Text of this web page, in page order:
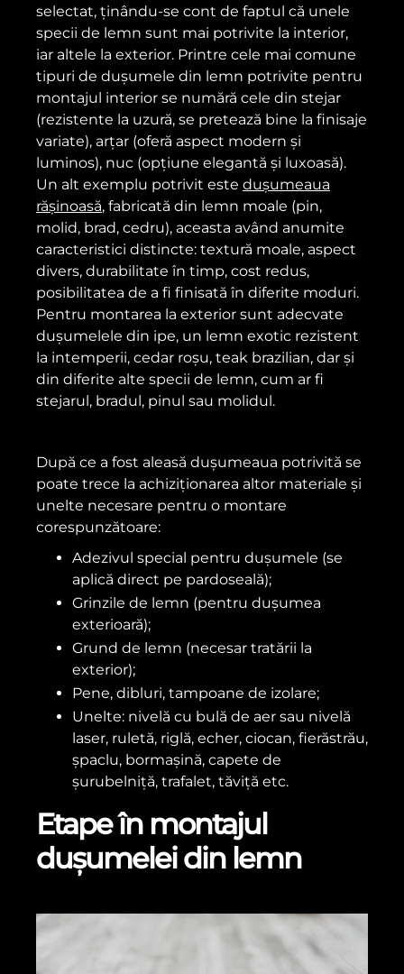
selectat, ținându-se cont de faptul că unele
specii de lemn sunt mai potrivite la interior,
iar altele la exterior. Printre cele mai comune
tipuri de dușumele din lemn potrivite pentru
montajul interior se numără cele din stejar
(rezistente la uzură, se pretează bine la finisaje
variate), arțar (oferă aspect modern și
luminos), nuc (opțiune elegantă și luxoasă).
Un alt exemplu potrivit este dușumeaua
rășinoasă, fabricată din lemn moale (pin,
molid, brad, cedru), aceasta având anumite
caracteristici distincte: textură moale, aspect
divers, durabilitate în timp, cost redus,
posibilitatea de a fi finisată în diferite moduri.
Pentru montarea la exterior sunt adecvate
dușumelele din ipe, un lemn exotic rezistent
la intemperii, cedar roșu, teak brazilian, dar și
din diferite alte specii de lemn, cum ar fi
stejarul, bradul, pinul sau molidul.
După ce a fost aleasă dușumeaua potrivită se
poate trece la achiziționarea altor materiale și
unelte necesare pentru o montare
corespunzătoare:
Adezivul special pentru dușumele (se
aplică direct pe pardoseală);
Grinzile de lemn (pentru dușumea
exterioară);
Grund de lemn (necesar tratării la
exterior);
Pene, dibluri, tampoane de izolare;
Unelte: nivelă cu bulă de aer sau nivelă
laser, ruletă, riglă, echer, ciocan, fierăstrău,
șpaclu, bormașină, capete de
șurubelniță, trafalet, tăviță etc.
Etape în montajul
dușumelei din lemn